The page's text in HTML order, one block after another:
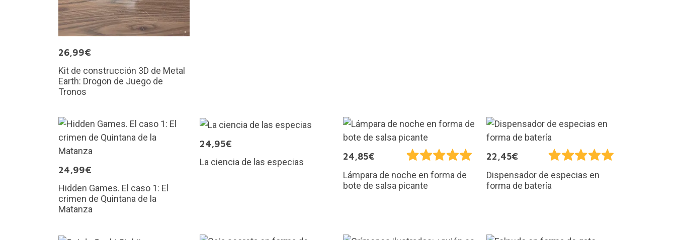
26,99€
Kit de construcción 3D de Metal
Earth: Drogon de Juego de
Tronos
24,99€
Hidden Games. El caso 1: El
crimen de Quintana de la
Matanza
24,95€
La ciencia de las especias
24,85€
Lámpara de noche en forma de
bote de salsa picante
22,45€
Dispensador de especias en
forma de batería